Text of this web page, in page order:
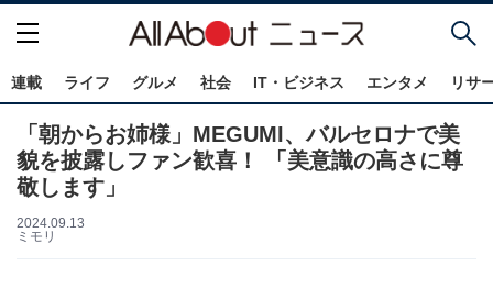
連載 ライフ グルメ 社会 IT・ビジネス エンタメ リサ
「朝からお姉様」MEGUMI、バルセロナで美
貌を披露しファン歓喜！ 「美意識の高さに尊
敬します」
2024.09.13
ミモリ